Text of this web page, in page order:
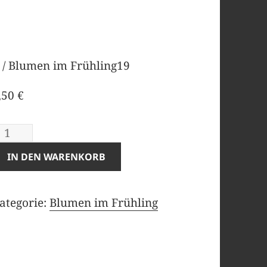
/ Blumen im Frühling19
€
IN DEN WARENKORB
l
t
r Blumen im Frühling